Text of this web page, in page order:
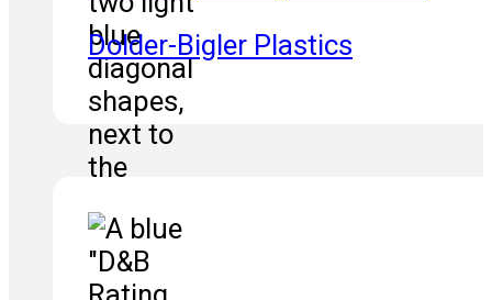
Dolder-Bigler Plastics